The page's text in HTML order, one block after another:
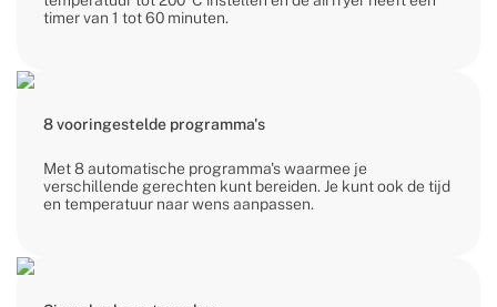
timer van 1 tot 60 minuten.
8 vooringestelde programma's
Met 8 automatische programma's waarmee je
verschillende gerechten kunt bereiden. Je kunt ook de tijd
en temperatuur naar wens aanpassen.